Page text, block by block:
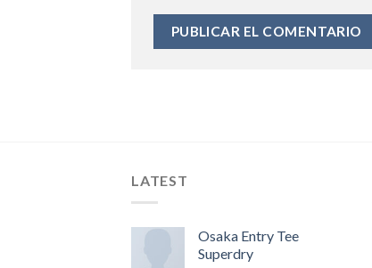
LATEST
Osaka Entry Tee
Superdry